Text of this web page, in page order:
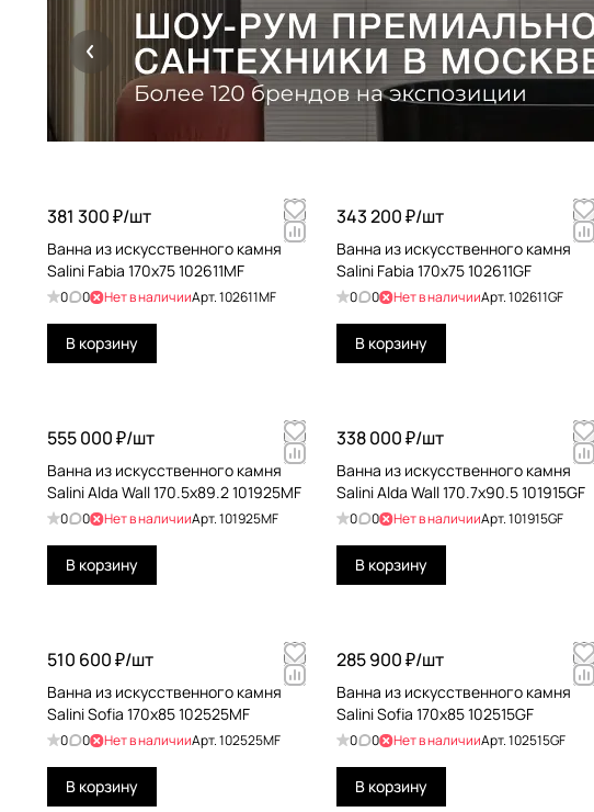
381 300 ₽/шт
Ванна из искусственного камня
Salini Fabia 170x75 102611MF
0 0 Нет в наличииАрт.102611MF
В корзину
343 200 ₽/шт
Ванна из искусственного камня
Salini Fabia 170x75 102611GF
0 0 Нет в наличииАрт.102611GF
В корзину
555 000 ₽/шт
Ванна из искусственного камня
Salini Alda Wall 170.5x89.2 101925MF
0 0 Нет в наличииАрт.101925MF
В корзину
338 000 ₽/шт
Ванна из искусственного камня
Salini Alda Wall 170.7x90.5 101915GF
0 0 Нет в наличииАрт.101915GF
В корзину
510 600 ₽/шт
Ванна из искусственного камня
Salini Sofia 170x85 102525MF
0 0 Нет в наличииАрт.102525MF
В корзину
285 900 ₽/шт
Ванна из искусственного камня
Salini Sofia 170x85 102515GF
0 0 Нет в наличииАрт.102515GF
В корзину